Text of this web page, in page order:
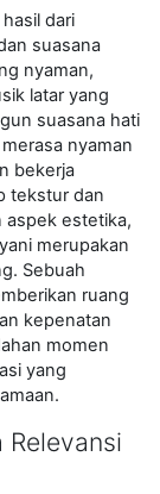
dari
suasana
nyaman,
latar yang
suasana hati
nyaman
bekerja
tekstur dan
aspek estetika,
merupakan
Sebuah
ruang
kepenatan
momen
yang